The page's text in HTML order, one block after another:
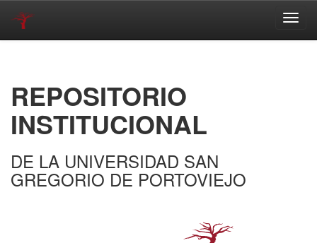
REPOSITORIO
INSTITUCIONAL
DE LA UNIVERSIDAD SAN
GREGORIO DE PORTOVIEJO